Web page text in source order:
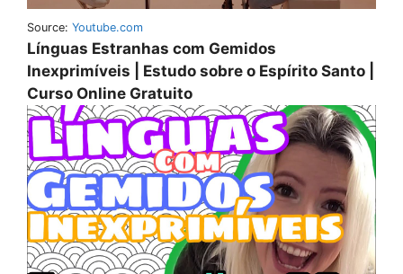
Source: Youtube.com
Línguas Estranhas com Gemidos
Inexprimíveis | Estudo sobre o Espírito Santo |
Curso Online Gratuito